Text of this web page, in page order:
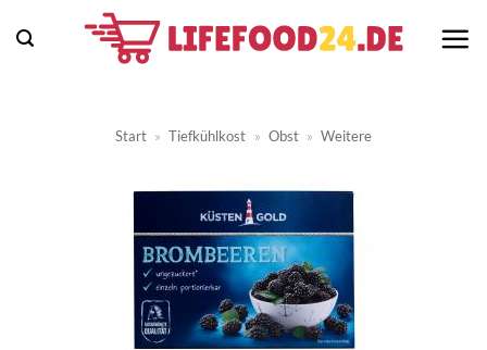
Inhalt
Start » Tiefkühlkost » Obst » Weitere